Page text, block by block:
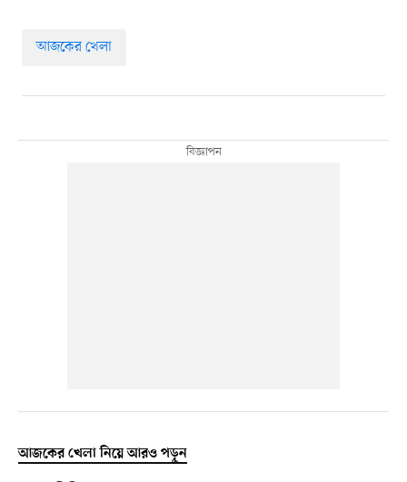
আজকের খেলা
আজকের খেলা নিয়ে আরও পড়ুন